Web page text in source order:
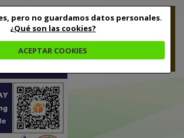
pero no guardamos datos personales.
¿Qué son las cookies?
ACEPTAR COOKIES